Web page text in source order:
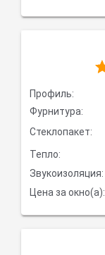
Профиль:
Фурнитура:
Стеклопакет:
Тепло:
Звукоизоляция:
Цена за окно(а):